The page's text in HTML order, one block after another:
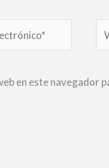
en este navegador